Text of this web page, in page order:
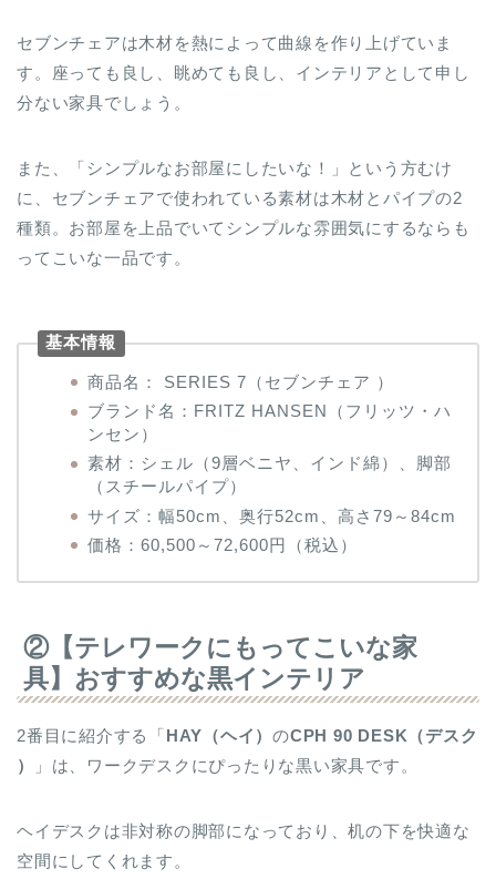
セブンチェアは木材を熱によって曲線を作り上げていま
す。座っても良し、眺めても良し、インテリアとして申し
分ない家具でしょう。
また、「シンプルなお部屋にしたいな！」という方むけ
に、セブンチェアで使われている素材は木材とパイプの2
種類。お部屋を上品でいてシンプルな雰囲気にするならも
ってこいな一品です。
基本情報
商品名： SERIES 7（セブンチェア ）
ブランド名：FRITZ HANSEN（フリッツ・ハ
ンセン）
素材：シェル（9層ベニヤ、インド綿）、脚部
（スチールパイプ）
サイズ：幅50cm、奥行52cm、高さ79～84cm
価格：60,500～72,600円（税込）
②【テレワークにもってこいな家
具】おすすめな黒インテリア
2番目に紹介する「HAY （ヘイ）のCPH 90 DESK（デスク
）
」は、ワークデスクにぴったりな黒い家具です。
ヘイデスクは非対称の脚部になっており、机の下を快適な
空間にしてくれます。